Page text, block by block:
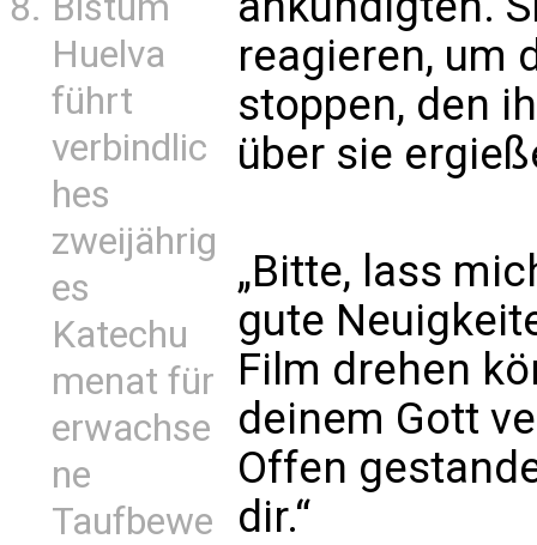
Huelva
führt
verbindlic
hes
zweijährig
es
Katechu
menat für
erwachse
ne
Taufbewe
reagieren, um
stoppen, den
über sie
„Bitte, lass
gute
Film drehen
deinem Gott
Offen
dir.“